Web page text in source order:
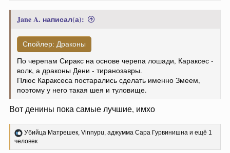
Jane A. написал(а):
Спойлер: Драконы
По черепам Сиракс на основе черепа лошади, Караксес -
волк, а драконы Дени - тиранозавры.
Плюс Караксеса постарались сделать именно Змеем,
поэтому у него такая шея и туловище.
Вот денины пока самые лучшие, имхо
Р
е
а
Убийца Матрешек, Vinnypu, аджумма Сара Гурвинишна и ещё 1
человек